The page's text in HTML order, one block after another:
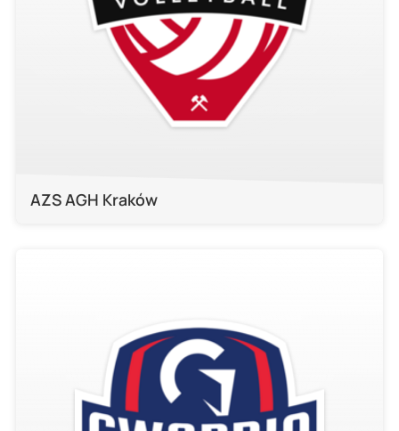
AZS AGH Kraków